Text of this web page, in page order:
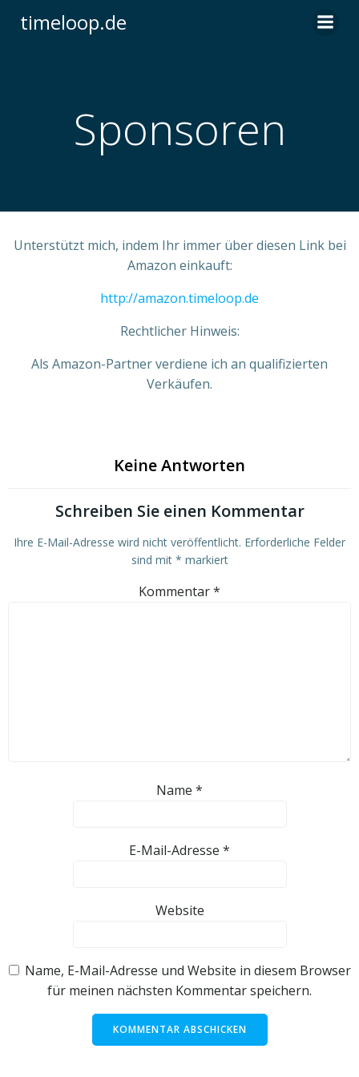
timeloop.de
Sponsoren
Unterstützt mich, indem Ihr immer über diesen Link bei
Amazon einkauft:
http://amazon.timeloop.de
Rechtlicher Hinweis:
Als Amazon-Partner verdiene ich an qualifizierten
Verkäufen.
Keine Antworten
Schreiben Sie einen Kommentar
Ihre E-Mail-Adresse wird nicht veröffentlicht. Erforderliche Felder
sind mit * markiert
Kommentar*
Name *
E-Mail-Adresse *
Website
Name, E-Mail-Adresse und Website in diesem Browser
für meinen nächsten Kommentar speichern.